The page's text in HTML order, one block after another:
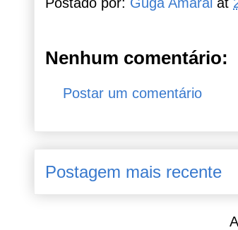
Nenhum comentário:
Postar um comentário
Postagem mais recente